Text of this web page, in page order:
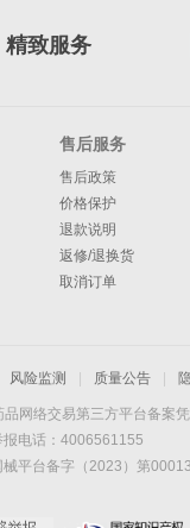
精致服务
售后服务
售后政策
价格保护
退款说明
返修/退换货
取消订单
风险监测 质量公告
品网络交易第三方平台备案
报电话：4006561155
平台备字（2023）第